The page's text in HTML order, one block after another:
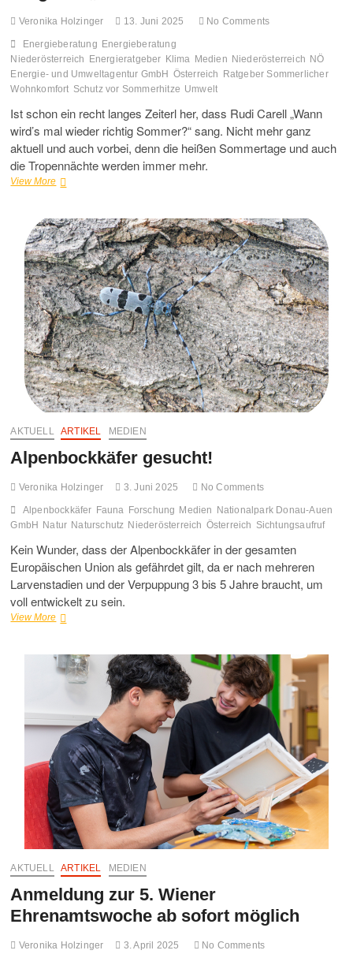
Veronika Holzinger 13. Juni 2025 No Comments
Energieberatung Energieberatung
Niederösterreich Energieratgeber Klima Medien Niederösterreich NÖ
Energie- und Umweltagentur GmbH Österreich Ratgeber Sommerlicher
Wohnkomfort Schutz vor Sommerhitze Umwelt
Ist schon ein recht langes Zeiterl her, dass Rudi Carell „Wann
wird’s mal wieder richtig Sommer?“ sang. Nicht mehr ganz
aktuell und auch vorbei, denn die heißen Sommertage und auch
die Tropennächte werden immer mehr.
View MoreRatgeber
AKTUELL ARTIKEL MEDIEN
Alpenbockkäfer gesucht!
Veronika Holzinger 3. Juni 2025 No Comments
Alpenbockkäfer Fauna Forschung Medien
Nationalpark Donau-Auen
GmbH
Natur Naturschutz Niederösterreich Österreich Sichtungsaufruf
Kein Wunder, dass der Alpenbockkäfer in der gesamten
Europäischen Union als gefährdet gilt, da er nach mehreren
Larvenstadien und der Verpuppung 3 bis 5 Jahre braucht, um
voll entwickelt zu sein.
View MoreAlpenbockkäfer
AKTUELL ARTIKEL MEDIEN
Anmeldung zur 5. Wiener
Ehrenamtswoche ab sofort möglich
Veronika Holzinger 3. April 2025 No Comments